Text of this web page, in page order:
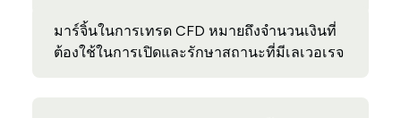
มาร์จิ้นในการเทรด CFD หมายถึงจำนวนเงินที่
ต้องใช้ในการเปิดและรักษาสถานะที่มีเลเวอเรจ